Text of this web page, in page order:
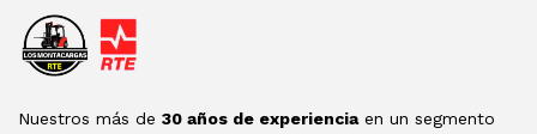
Nuestros más de 30 años de experienciaen un segmento